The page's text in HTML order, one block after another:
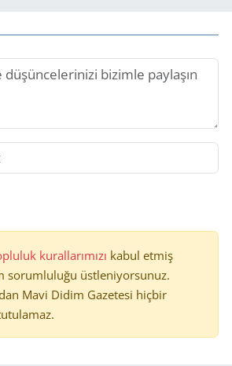
kurallarımızı kabul etmiş
sorumluluğu üstleniyorsunuz.
Mavi Didim Gazetesi hiçbir